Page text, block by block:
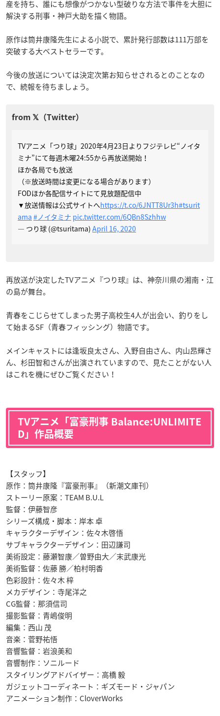
産を持ち、誰にも想像がつかない型破りな方法で事件を大胆に
解決する刑事・神戸大助を描く物語。
原作は筒井康隆先生による小説で、累計発行部数は111万部を
突破する大ベストセラーです。
今後の放送については決定次第お知らせされるとのことなの
で、続報を待ちましょう。
TVアニメ「つり球」2020年4月23日よりフジテレビ“ノイタ
ミナ”にて毎週木曜24:55から再放送開始！
ほか各局でも放送
（※放送時間は変更になる場合があります）
FODほか各配信サイトにて見放題配信中
▼放送情報は公式サイトへhttps://t.co/6JNTT8Ur3h#tsurit
ama #ノイタミナ pic.twitter.com/6QBn8Szhhw
— つり球 (@tsuritama) April 16, 2020
再放送が決定したTVアニメ『つり球』は、神奈川県の湘南・江
の島が舞台。
青春をこじらせてしまった男子高校生4人が出会い、釣りをし
て始まるSF（青春フィッシング）物語です。
メインキャストには逢坂良太さん、入野自由さん、内山昂輝さ
ん、杉田智和さんが出演されていますので、見たことがない人
はこれを機にぜひご覧ください！
TVアニメ「富豪刑事 Balance:UNLIMITE
D」作品概要
【スタッフ】
原作：筒井康隆『富豪刑事』（新潮文庫刊）
ストーリー原案：TEAM B.U.L
監督：伊藤智彦
シリーズ構成・脚本：岸本 卓
キャラクターデザイン：佐々木啓悟
サブキャラクターデザイン：田辺謙司
美術設定：藤瀬智康／曽野由大／末武康光
美術監督：佐藤 勝／柏村明香
色彩設計：佐々木 梓
メカデザイン：寺尾洋之
CG監督：那須信司
撮影監督：青嶋俊明
編集：西山 茂
音楽：菅野祐悟
音響監督：岩浪美和
音響制作：ソニルード
スタイリングアドバイザー：高橋 毅
ガジェットコーディネート：ギズモード・ジャパン
アニメーション制作：CloverWorks